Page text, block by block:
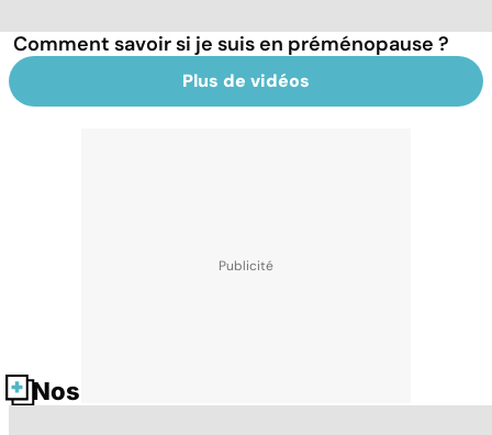
Comment savoir si je suis en préménopause ?
Plus de vidéos
Nos fiches santé